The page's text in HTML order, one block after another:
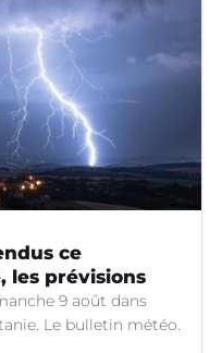
ce
les prévisions
9 août dans
Le bulletin météo.